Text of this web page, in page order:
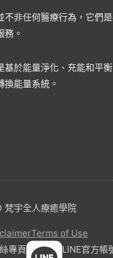
不非任何醫療行為，它們
務。
基於能量淨化、充能和平
換能量系統。
宇全人療癒學院
Terms of Use
專頁
LINE官方帳